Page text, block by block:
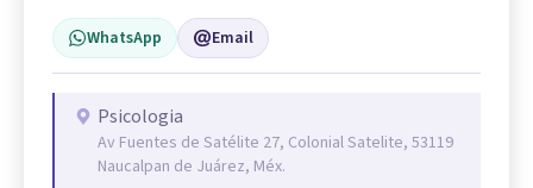
WhatsApp Email
Psicologia
Av Fuentes de Satélite 27, Colonial Satelite, 53119
Naucalpan de Juárez, Méx.